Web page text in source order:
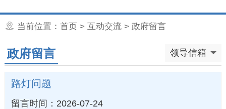
当前位置： 首页 > 互动交流> 政府留言
政府留言 领导信箱
路灯问题
留言时间：2026-07-24